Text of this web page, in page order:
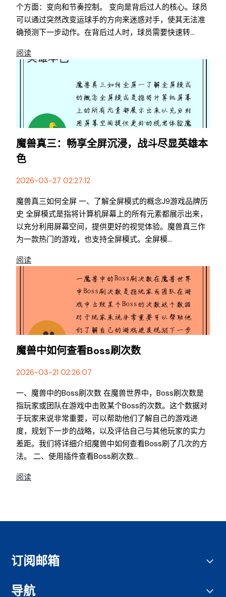
个方面：变向和节奏控制。 变向是背后过人的核心。球员
可以通过突然改变运球手的方向来迷惑对手，使其无法准
确预测下一步动作。在背后过人时，球员需要快速转...
阅读
魔兽真三：畅享全屏沉浸，战斗尽显英雄本
色
2026-03-27 02:27:12
魔兽真三如何全屏 一、了解全屏模式的概念j9游戏品牌历
史 全屏模式是指将计算机屏幕上的所有元素都展示出来，
以充分利用屏幕空间，提供更好的视觉体验。魔兽真三作
为一款热门的游戏，也支持全屏模式。全屏模...
阅读
魔兽中如何查看boss刷次数
2026-03-21 02:26:07
一、魔兽中的Boss刷次数 在魔兽世界中，Boss刷次数是
指玩家或团队在游戏中击败某个Boss的次数。这个数据对
于玩家来说非常重要，可以帮助他们了解自己的游戏进
度，规划下一步的战略，以及评估自己与其他玩家的实力
差距。我们将详细介绍魔兽中如何查看Boss刷了几次的方
法。 二、使用插件查看Boss刷次数...
阅读
订阅邮箱
导航